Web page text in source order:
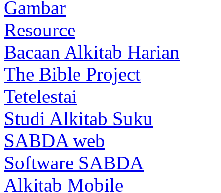
Gambar
Resource
Bacaan Alkitab Harian
The Bible Project
Tetelestai
Studi Alkitab Suku
SABDA web
Software SABDA
Alkitab Mobile